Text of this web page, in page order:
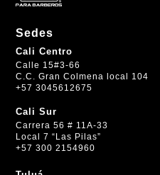
Sedes
Cali Centro
Calle 15#3-66
C.C. Gran Colmena local 104
+57 3045612675
Cali Sur
Carrera 56 # 11A-33
Local 7 “Las Pilas”
+57 300 2154960